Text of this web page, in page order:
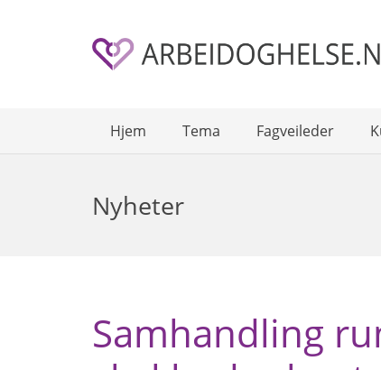
Hjem Tema Fagveileder
Nyheter
Samhandling